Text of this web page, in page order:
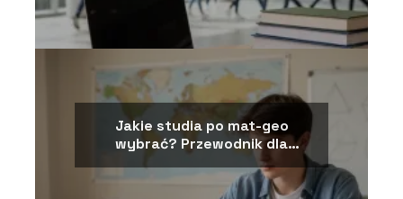
Jakie studia po mat-geo
wybrać? Przewodnik dla